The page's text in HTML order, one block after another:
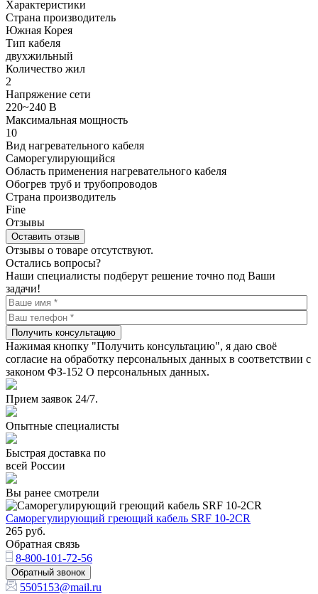
Характеристики
Страна производитель
Южная Корея
Тип кабеля
двухжильный
Количество жил
2
Напряжение сети
220~240 В
Максимальная мощность
10
Вид нагревательного кабеля
Саморегулирующийся
Область применения нагревательного кабеля
Обогрев труб и трубопроводов
Страна производитель
Fine
Отзывы
Оставить отзыв
Отзывы о товаре отсутствуют.
Остались вопросы?
Наши специалисты подберут решение точно под Ваши
задачи!
Получить консультацию
Нажимая кнопку "Получить консультацию", я даю своё
согласие на обработку персональных данных в соответствии с
законом ФЗ-152 О персональных данных.
Прием заявок 24/7.
Опытные специалисты
Быстрая доставка по
всей России
Вы ранее смотрели
Саморегулирующий греющий кабель SRF 10-2CR
265 руб.
Обратная связь
8-800-101-72-56
Обратный звонок
5505153@mail.ru